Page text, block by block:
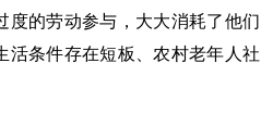
度的劳动参与，大大消耗了他们
活条件存在短板、农村老年人社